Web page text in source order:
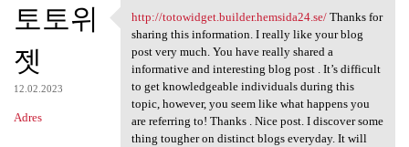
토토위
젯
12.02.2023
Adres
http://totowidget.builder
http://totowidget.builder.hemsida24.se/Thanks for
sharing this information. I really like your blog
post very much. You have really shared a
informative and interesting blog post . It’s difficult
to get knowledgeable individuals during this
topic, however, you seem like what happens you
are referring to! Thanks . Nice post. I discover some
thing tougher on distinct blogs everyday. It will